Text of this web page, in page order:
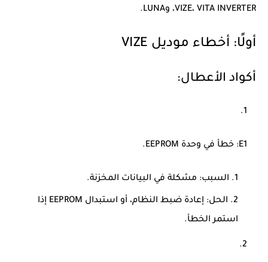
VIZE، VITA INVERTER ، وLUNA
.
أولًا: أخطاء موديل VIZE
أكواد الأعطال:
E1: خطأ في وحدة EEPROM.
السبب: مشكلة في البيانات المخزنة.
الحل: إعادة ضبط النظام، أو استبدال EEPROM إذا
استمر الخطأ.